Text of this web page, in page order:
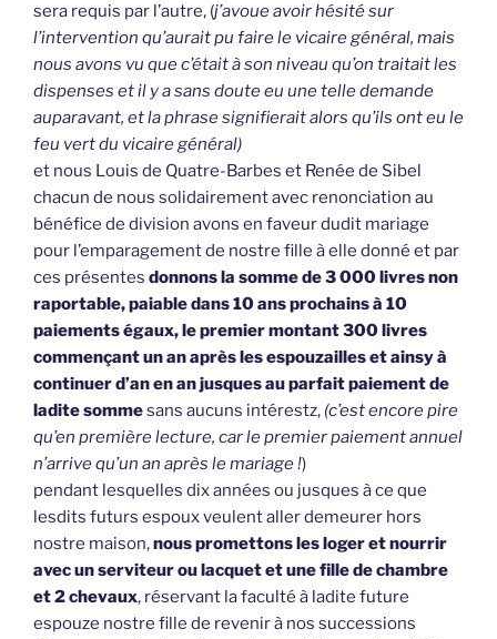
sera requis par l’autre, (j’avoue avoir hésité sur
l’intervention qu’aurait pu faire le vicaire général, mais
nous avons vu que c’était à son niveau qu’on traitait les
dispenses et il y a sans doute eu une telle demande
auparavant, et la phrase signifierait alors qu’ils ont eu le
feu vert du vicaire général)
et nous Louis de Quatre-Barbes et Renée de Sibel
chacun de nous solidairement avec renonciation au
bénéfice de division avons en faveur dudit mariage
pour l’emparagement de nostre fille à elle donné et par
ces présentes donnons la somme de 3 000 livres non
raportable, paiable dans 10 ans prochains à 10
paiements égaux, le premier montant 300 livres
commençant un an après les espouzailles et ainsy à
continuer d’an en an jusques au parfait paiement de
ladite sommesans aucuns intérestz, (c’est encore pire
qu’en première lecture, car le premier paiement annuel
n’arrive qu’un an après le mariage !)
pendant lesquelles dix années ou jusques à ce que
lesdits futurs espoux veulent aller demeurer hors
nostre maison,nous promettons les loger et nourrir
avec un serviteur ou lacquet et une fille de chambre
et 2 chevaux, réservant la faculté à ladite future
espouze nostre fille de revenir à nos successions